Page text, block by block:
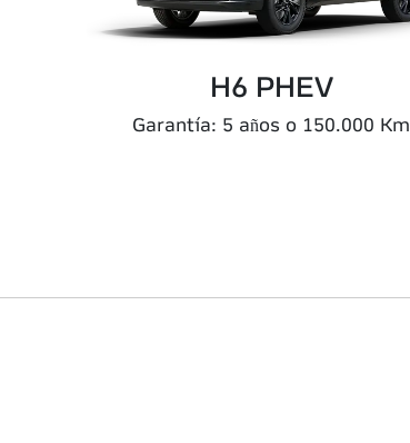
H6 PHEV
Garantía: 5 años o 150.000 Km